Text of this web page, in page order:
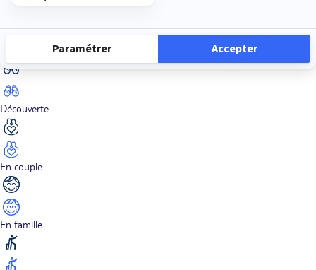
Découverte
En couple
En famille